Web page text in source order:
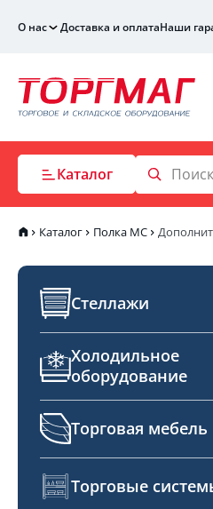
О нас Доставка и оплатаНаши
Каталог
Каталог Полка МС
Стеллажи
Холодильное
оборудование
Торговая мебель
Торговые